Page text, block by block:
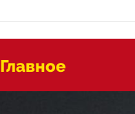
Главное